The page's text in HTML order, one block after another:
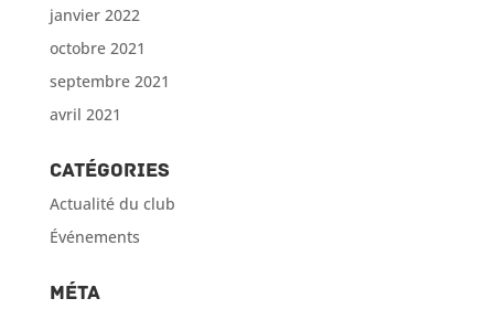
janvier 2022
octobre 2021
septembre 2021
avril 2021
Catégories
Actualité du club
Événements
Méta